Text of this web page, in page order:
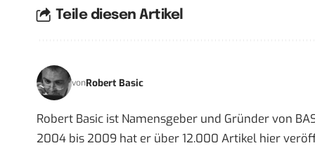
Teile diesen Artikel
vonRobert Basic
Robert Basic ist Namensgeber und Gründer von
2004 bis 2009 hat er über 12.000 Artikel hier